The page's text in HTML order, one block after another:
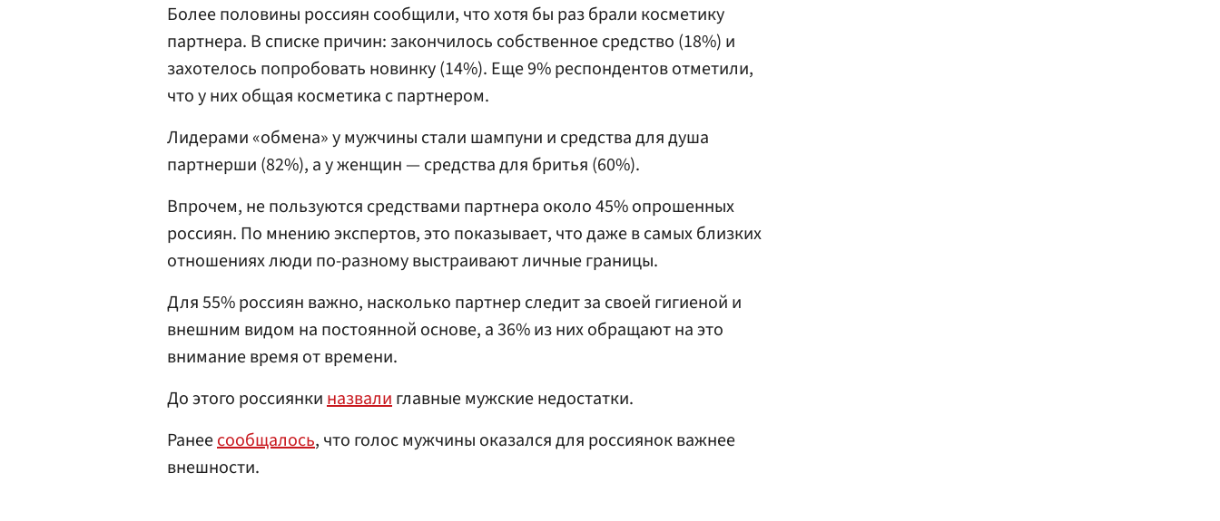
Более половины россиян сообщили, что хотя бы раз брали косметику
партнера. В списке причин: закончилось собственное средство (18%) и
захотелось попробовать новинку (14%). Еще 9% респондентов отметили,
что у них общая косметика с партнером.
Лидерами «обмена» у мужчины стали шампуни и средства для душа
партнерши (82%), а у женщин — средства для бритья (60%).
Впрочем, не пользуются средствами партнера около 45% опрошенных
россиян. По мнению экспертов, это показывает, что даже в самых близких
отношениях люди по-разному выстраивают личные границы.
Для 55% россиян важно, насколько партнер следит за своей гигиеной и
внешним видом на постоянной основе, а 36% из них обращают на это
внимание время от времени.
До этого россиянкиназвалиглавные мужские недостатки.
Ранеесообщалось, что голос мужчины оказался для россиянок важнее
внешности.